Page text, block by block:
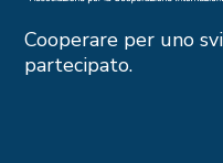
Cooperare per uno
partecipato.